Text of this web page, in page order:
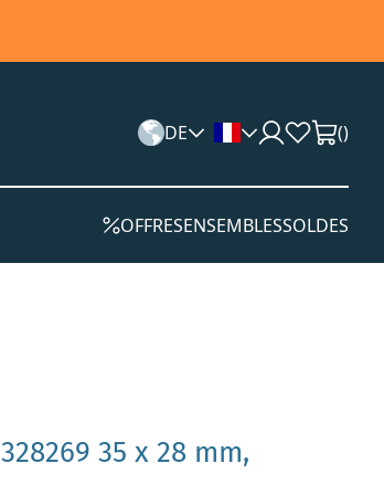
DE ()
OFFRESENSEMBLESSOLDES
35 x 28 mm,